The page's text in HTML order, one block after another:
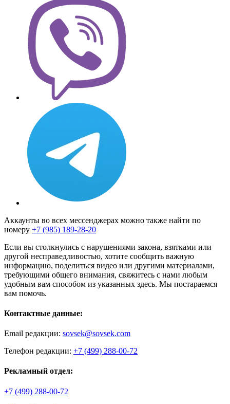
Аккаунты во всех мессенджерах можно также найти по
номеру +7 (985) 189-28-20
Если вы столкнулись с нарушениями закона, взятками или
другой несправедливостью, хотите сообщить важную
информацию, поделиться видео или другими материалами,
требующими общего внимания, свяжитесь с нами любым
удобным вам способом из указанных здесь. Мы постараемся
вам помочь.
Контактные данные:
Email редакции: sovsek@sovsek.com
Телефон редакции: +7 (499) 288-00-72
Рекламный отдел:
+7 (499) 288-00-72